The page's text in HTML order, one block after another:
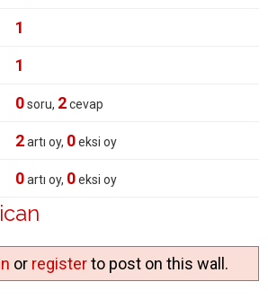
1
1
0soru, 2cevap
2artı oy, 0eksi oy
0artı oy, 0eksi oy
or registerto post on this wall.